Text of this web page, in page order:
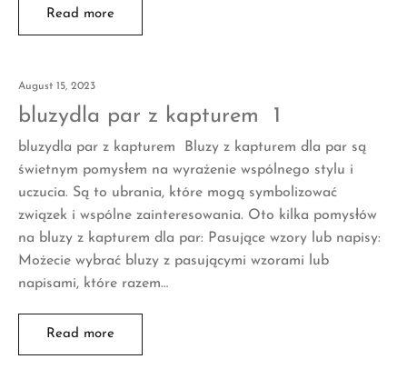
Read more
August 15, 2023
bluzydla par z kapturem 1
bluzydla par z kapturem Bluzy z kapturem dla par są
świetnym pomysłem na wyrażenie wspólnego stylu i
uczucia. Są to ubrania, które mogą symbolizować
związek i wspólne zainteresowania. Oto kilka pomysłów
na bluzy z kapturem dla par: Pasujące wzory lub napisy:
Możecie wybrać bluzy z pasującymi wzorami lub
napisami, które razem…
Read more